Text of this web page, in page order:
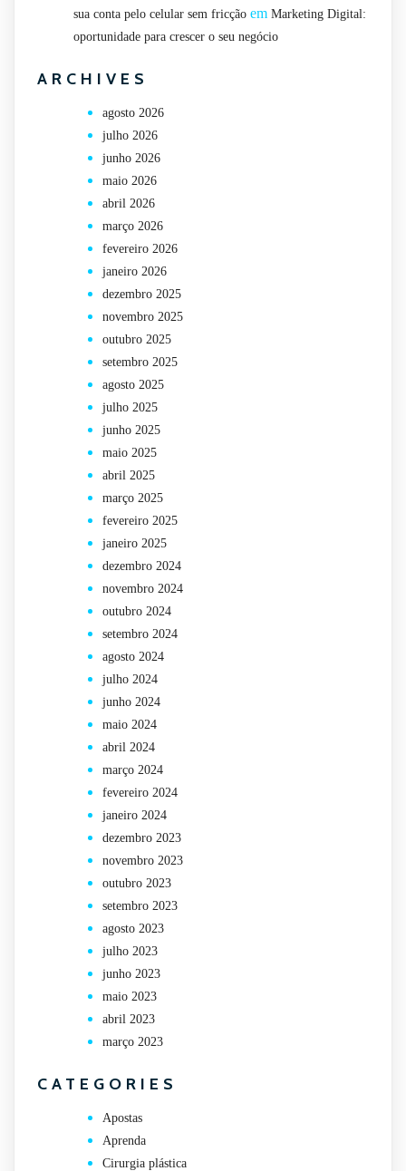
sua conta pelo celular sem fricção em Marketing Digital:
oportunidade para crescer o seu negócio
ARCHIVES
agosto 2026
julho 2026
junho 2026
maio 2026
abril 2026
março 2026
fevereiro 2026
janeiro 2026
dezembro 2025
novembro 2025
outubro 2025
setembro 2025
agosto 2025
julho 2025
junho 2025
maio 2025
abril 2025
março 2025
fevereiro 2025
janeiro 2025
dezembro 2024
novembro 2024
outubro 2024
setembro 2024
agosto 2024
julho 2024
junho 2024
maio 2024
abril 2024
março 2024
fevereiro 2024
janeiro 2024
dezembro 2023
novembro 2023
outubro 2023
setembro 2023
agosto 2023
julho 2023
junho 2023
maio 2023
abril 2023
março 2023
CATEGORIES
Apostas
Aprenda
Cirurgia plástica